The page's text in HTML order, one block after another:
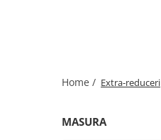
Home / Extra-reduceri
MASURA